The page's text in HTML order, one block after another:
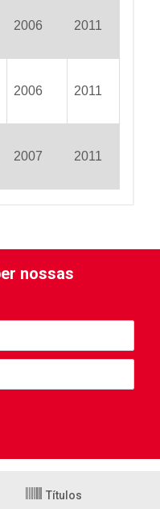
2006 2011
2006 2011
2007 2011
nossas
Títulos